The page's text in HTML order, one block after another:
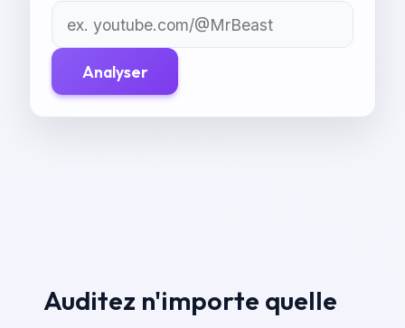
Analyser
Auditez n'importe quelle